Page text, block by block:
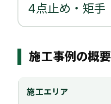
4点止め・矩手
施工事例の概要
施工エリア